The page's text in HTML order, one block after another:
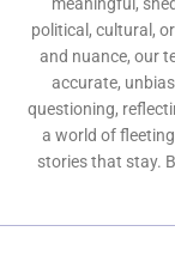
political, cultural,
and nuance, our
accurate,
questioning,
a world of
stories that stay.